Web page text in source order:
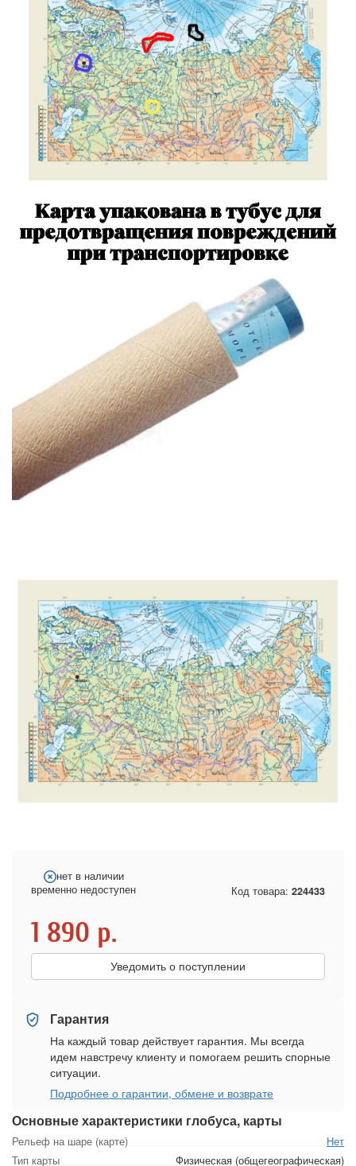
Основные характеристики глобуса, карты
Рельеф на шаре (карте)
Нет
Тип карты
Физическая (общегеографическая)
нет в наличии
временно недоступен
Код товара: 224433
1 890 р.
Уведомить о поступлении
Гарантия
На каждый товар действует гарантия. Мы всегда
идем навстречу клиенту и помогаем решить спорные
ситуации.
Подробнее о гарантии, обмене и возврате